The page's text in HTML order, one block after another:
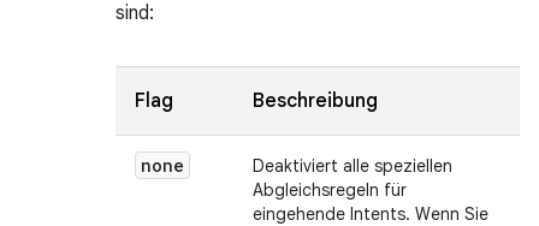
sind:
Flag Beschreibung
none
Deaktiviert alle speziellen
Abgleichsregeln für
eingehende Intents. Wenn Sie